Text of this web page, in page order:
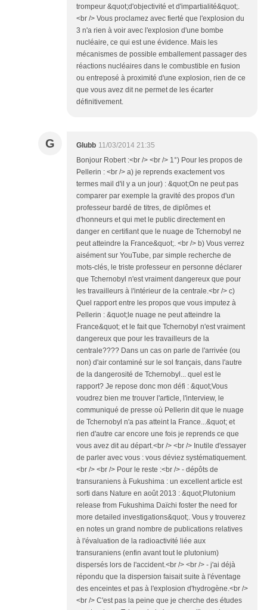
trompeur &quot;d'objectivité et d'impartialité&quot;.
<br /> Vous proclamez avec fierté que l'explosion du
3 n'a rien à voir avec l'explosion d'une bombe
nucléaire, ce qui est une évidence. Mais les
mécanismes de possible emballement passager des
réactions nucléaires dans le combustible en fusion
ou entreposé à proximité d'une explosion, rien de ce
que vous avez dit ne permet de les écarter
définitivement.
G Glubb 11/03/2014 21:35
Bonjour Robert :<br /> <br /> 1°) Pour les propos de
Pellerin : <br /> a) je reprends exactement vos
termes mail d'il y a un jour) : &quot;On ne peut pas
comparer par exemple la gravité des propos d'un
professeur bardé de titres, de diplômes et
d'honneurs et qui met le public directement en
danger en certifiant que le nuage de Tchernobyl ne
peut atteindre la France&quot;. <br /> b) Vous verrez
aisément sur YouTube, par simple recherche de
mots-clés, le triste professeur en personne déclarer
que Tchernobyl n'est vraiment dangereux que pour
les travailleurs à l'intérieur de la centrale.<br /> c)
Quel rapport entre les propos que vous imputez à
Pellerin : &quot;le nuage ne peut atteindre la
France&quot; et le fait que Tchernobyl n'est vraiment
dangereux que pour les travailleurs de la
centrale???? Dans un cas on parle de l'arrivée (ou
non) d'air contaminé sur le sol français, dans l'autre
de la dangerosité de Tchernobyl... quel est le
rapport? Je repose donc mon défi : &quot;Vous
voudrez bien me trouver l'article, l'interview, le
communiqué de presse où Pellerin dit que le nuage
de Tchernobyl n'a pas atteint la France...&quot; et
rien d'autre car encore une fois je reprends ce que
vous avez dit au départ.<br /> <br /> Inutile d'essayer
de parler avec vous : vous déviez systématiquement.
<br /> <br /> Pour le reste :<br /> - dépôts de
transuraniens à Fukushima : un excellent article est
sorti dans Nature en août 2013 : &quot;Plutonium
release from Fukushima Daïchi foster the need for
more detailed investigations&quot;. Vous y trouverez
en notes un grand nombre de publications relatives
à l'évaluation de la radioactivité liée aux
transuraniens (enfin avant tout le plutonium)
dispersés lors de l'accident.<br /> <br /> - j'ai déjà
répondu que la dispersion faisait suite à l'éventage
des enceintes et pas à l'explosion d'hydrogène.<br />
<br /> C'est pas la peine que je cherche des études